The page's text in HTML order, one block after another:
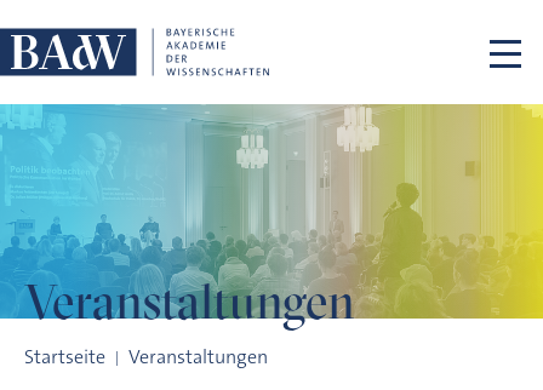
Veranstaltungen
Startseite Veranstaltungen